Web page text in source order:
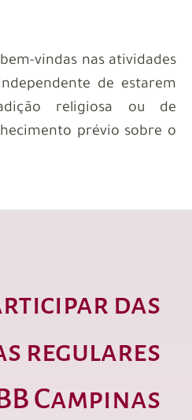
bem-vindas nas atividades
de estarem
religiosa ou de
prévio sobre o
das
regulares
Campinas